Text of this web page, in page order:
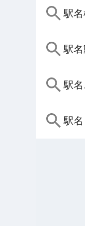
駅名
駅名
駅
駅名